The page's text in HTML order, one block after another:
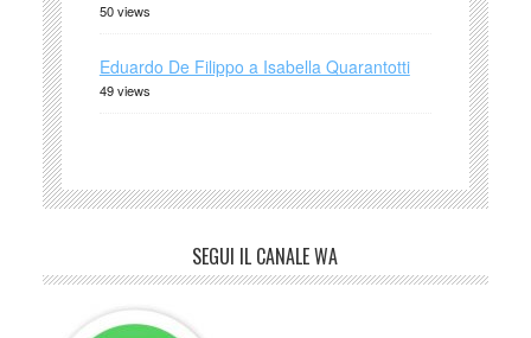
50 views
Eduardo De Filippo a Isabella Quarantotti
49 views
SEGUI IL CANALE WA